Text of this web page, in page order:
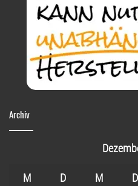
Archiv
M D M D